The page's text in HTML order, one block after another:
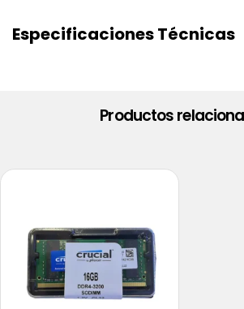
Especificaciones Técnicas
Productos